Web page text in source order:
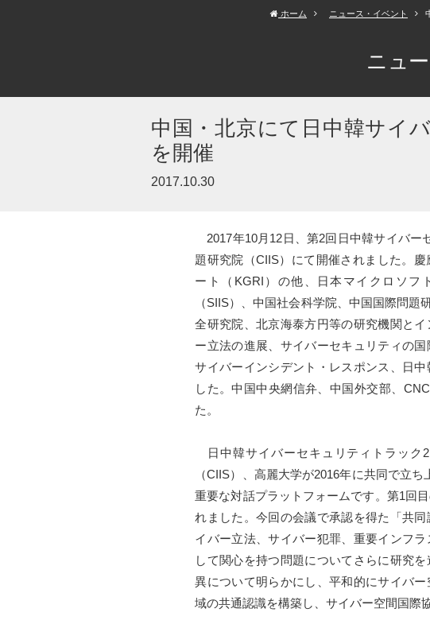
ホーム ニュース・イベント
ニュ
中国・北京にて日中韓サイ
を開催
2017.10.30
2017年10月12日、第2回日中韓サイバー
題研究院（CIIS）にて開催されました。
ート（KGRI）の他、日本マイクロソフ
（SIIS）、中国社会科学院、中国国際問
全研究院、北京海泰方円等の研究機関と
ー立法の進展、サイバーセキュリティの
サイバーインシデント・レスポンス、日
した。中国中央網信弁、中国外交部、
た。
日中韓サイバーセキュリティトラック
（CIIS）、高麗大学が2016年に共同で立
重要な対話プラットフォームです。第1回
れました。今回の会議で承認を得た「共
イバー立法、サイバー犯罪、重要インフ
して関心を持つ問題についてさらに研究
異について明らかにし、平和的にサイバ
域の共通認識を構築し、サイバー空間国際